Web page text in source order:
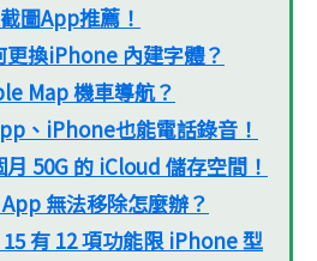
圖App推薦！
更換iPhone 內建字體？
Map 機車導航？
、iPhone也能電話錄音！
月 50G 的 iCloud 儲存空間！
無法移除怎麼辦？
15 有 12 項功能限 iPhone 型